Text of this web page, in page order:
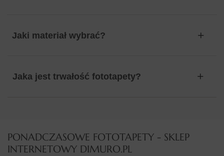
Jaki materiał wybrać?
Jaka jest trwałość fototapety?
PONADCZASOWE FOTOTAPETY - SKLEP
INTERNETOWY DIMURO.PL​